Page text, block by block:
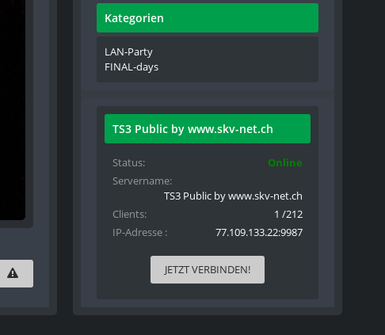
Kategorien
LAN-Party
FINAL-days
TS3 Public by www.skv-net.ch
Status
Online
Servername
TS3 Public by www.skv-net.ch
Clients
1 /212
IP-Adresse
77.109.133.22:9987
JETZT VERBINDEN!